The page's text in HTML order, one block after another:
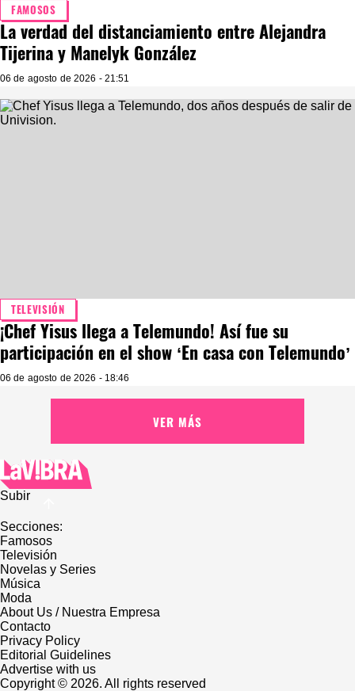
FAMOSOS
La verdad del distanciamiento entre Alejandra
Tijerina y Manelyk González
06 de agosto de 2026 - 21:51
TELEVISIÓN
¡Chef Yisus llega a Telemundo! Así fue su
participación en el show ‘En casa con Telemundo’
06 de agosto de 2026 - 18:46
VER MÁS
Subir
Secciones:
Famosos
Televisión
Novelas y Series
Música
Moda
About Us / Nuestra Empresa
Contacto
Privacy Policy
Editorial Guidelines
Advertise with us
Copyright © 2026. All rights reserved